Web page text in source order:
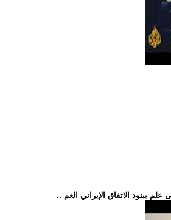
علم ببنود الاتفاق الإيراني العم